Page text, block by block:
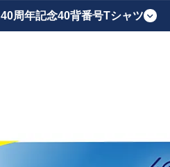
40周年記念40背番号Tシャツ